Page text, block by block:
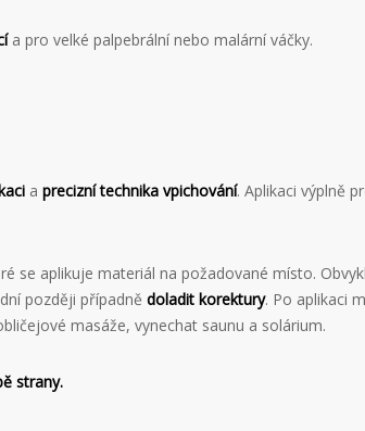
a pro velké palpebrální nebo malární váčky.
a precizní technika vpichování. Aplikaci výplně
se aplikuje materiál na požadované místo.
později případně doladit korektury. Po aplikaci
masáže, vynechat saunu a solárium.
strany.